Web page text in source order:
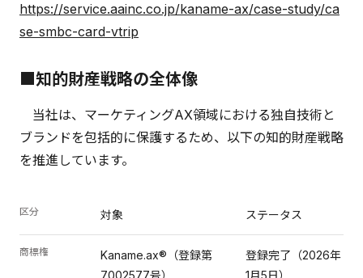
https://service.aainc.co.jp/kaname-ax/case-study/ca
se-smbc-card-vtrip
■知的財産戦略の全体像
当社は、マーケティングAX領域における独自技術と
ブランドを包括的に保護するため、以下の知的財産戦略
を推進しています。
区分 対象 ステータス
商標権
Kaname.ax®（登録第
7002577号）
登録完了（2026年
1月5日）